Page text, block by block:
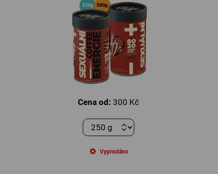
Cena od: 300 Kč
Vyprodáno